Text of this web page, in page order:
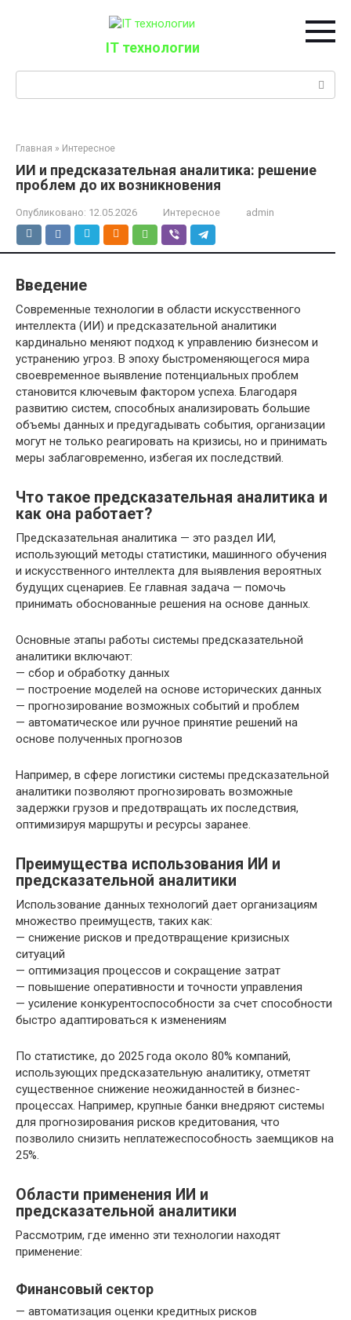
IT технологии
Главная » Интересное
ИИ и предсказательная аналитика: решение
проблем до их возникновения
Опубликовано: 12.05.2026 Интересное admin
Введение
Современные технологии в области искусственного
интеллекта (ИИ) и предсказательной аналитики
кардинально меняют подход к управлению бизнесом и
устранению угроз. В эпоху быстроменяющегося мира
своевременное выявление потенциальных проблем
становится ключевым фактором успеха. Благодаря
развитию систем, способных анализировать большие
объемы данных и предугадывать события, организации
могут не только реагировать на кризисы, но и принимать
меры заблаговременно, избегая их последствий.
Что такое предсказательная аналитика и
как она работает?
Предсказательная аналитика — это раздел ИИ,
использующий методы статистики, машинного обучения
и искусственного интеллекта для выявления вероятных
будущих сценариев. Ее главная задача — помочь
принимать обоснованные решения на основе данных.
Основные этапы работы системы предсказательной
аналитики включают:
— сбор и обработку данных
— построение моделей на основе исторических данных
— прогнозирование возможных событий и проблем
— автоматическое или ручное принятие решений на
основе полученных прогнозов
Например, в сфере логистики системы предсказательной
аналитики позволяют прогнозировать возможные
задержки грузов и предотвращать их последствия,
оптимизируя маршруты и ресурсы заранее.
Преимущества использования ИИ и
предсказательной аналитики
Использование данных технологий дает организациям
множество преимуществ, таких как:
— снижение рисков и предотвращение кризисных
ситуаций
— оптимизация процессов и сокращение затрат
— повышение оперативности и точности управления
— усиление конкурентоспособности за счет способности
быстро адаптироваться к изменениям
По статистике, до 2025 года около 80% компаний,
использующих предсказательную аналитику, отметят
существенное снижение неожиданностей в бизнес-
процессах. Например, крупные банки внедряют системы
для прогнозирования рисков кредитования, что
позволило снизить неплатежеспособность заемщиков на
25%.
Области применения ИИ и
предсказательной аналитики
Рассмотрим, где именно эти технологии находят
применение:
Финансовый сектор
— автоматизация оценки кредитных рисков